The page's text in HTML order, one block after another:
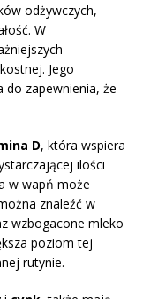
odżywczych,
W
Jego
do zapewnienia, że
D, która wspiera
ilości
w wapń może
znaleźć w
wzbogacone mleko
poziom tej
rutynie.